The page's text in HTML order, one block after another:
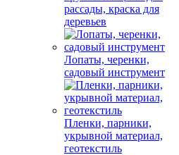
рассады, краска для
деревьев
Лопаты, черенки,
садовый инструмент
Пленки, парники,
укрывной материал,
геотекстиль